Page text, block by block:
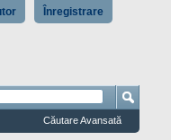
Înregistrare
Căutare Avansată